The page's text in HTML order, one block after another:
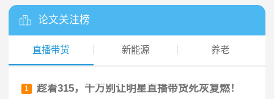
论文关注榜
直播带货 新能源 养老
1 趁着315，千万别让明星直播带货死灰复燃！